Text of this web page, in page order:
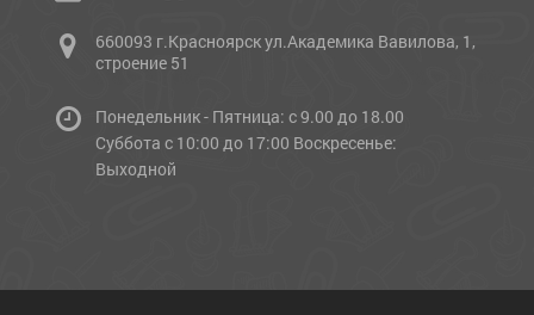
660093 г.Красноярск ул.Академика Вавилова, 1,
строение 51
Понедельник - Пятница: с 9.00 до 18.00
Cуббота с 10:00 до 17:00 Воскресенье:
Выходной